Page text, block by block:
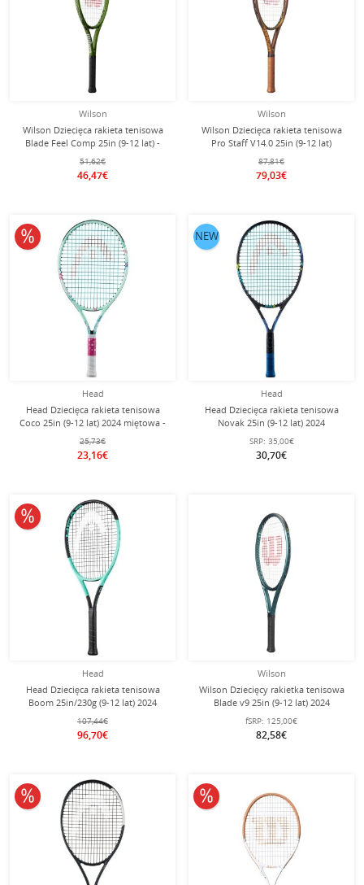
Wilson
Wilson Dziecięca rakieta tenisowa
Blade Feel Comp 25in (9-12 lat) -
naciągnięta -
51,62€
46,47€
Wilson
Wilson Dziecięca rakieta tenisowa
Pro Staff V14.0 25in (9-12 lat)
bronzebraun - naciągnięta -
87,81€
79,03€
Head
Head Dziecięca rakieta tenisowa
Coco 25in (9-12 lat) 2024 miętowa -
naciągnięta -
25,73€
23,16€
10% obniżone
Head
Head Dziecięca rakieta tenisowa
Novak 25in (9-12 lat) 2024
ciemnoniebieska - naciągnięta -
SRP: 35,00€
30,70€
NEW
Head
Head Dziecięca rakieta tenisowa
Boom 25in/230g (9-12 lat) 2024
czarna/turkusowa - naciągnięta -
107,44€
96,70€
10% obniżone
Wilson
Wilson Dziecięcy rakietka tenisowa
Blade v9 25in (9-12 lat) 2024
szmaragdowa - naciągnięta -
fSRP: 125,00€
82,58€
10% obniżone 10% obniżone